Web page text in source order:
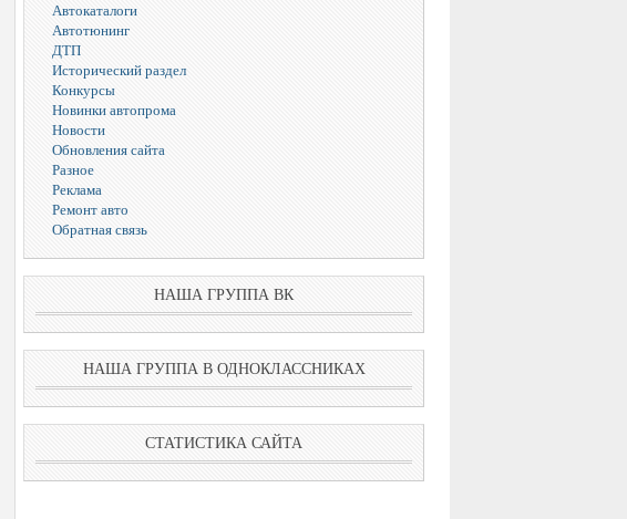
Автокаталоги
Автотюнинг
ДТП
Исторический раздел
Конкурсы
Новинки автопрома
Новости
Обновления сайта
Разное
Реклама
Ремонт авто
Обратная связь
НАША ГРУППА ВК
НАША ГРУППА В ОДНОКЛАССНИКАХ
СТАТИСТИКА САЙТА